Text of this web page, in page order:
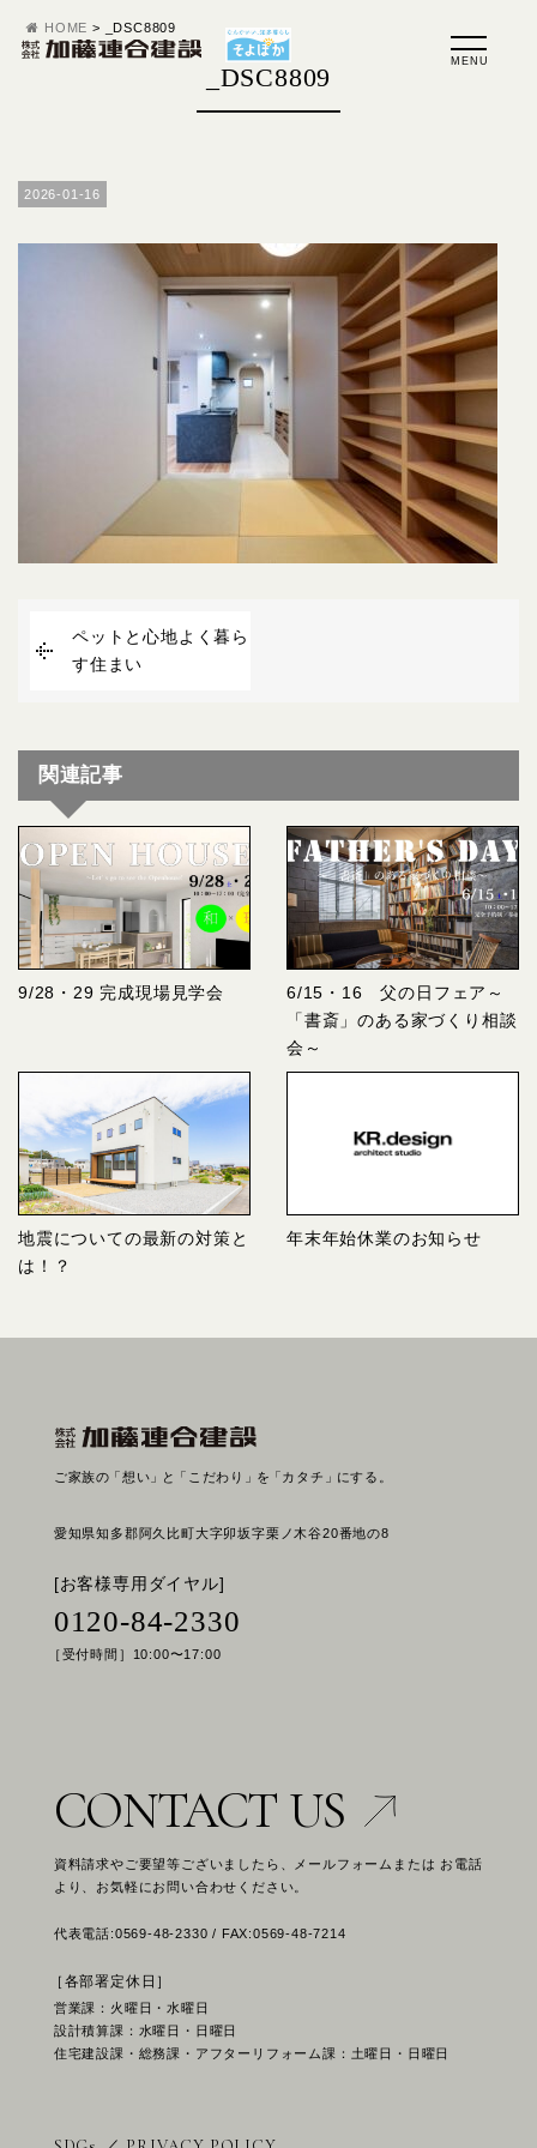
HOME > _DSC8809
_DSC8809
2026-01-16
ペットと心地よく暮ら
す住まい
関連記事
9/28・29 完成現場見学会
6/15・16 父の日フェア～
「書斎」のある家づくり相談
会～
地震についての最新の対策と
は！？
年末年始休業のお知らせ
ご家族の「想い」と 「こだわり」を「カタチ」にする。
愛知県知多郡阿久比町大字卯坂字栗ノ木谷20番地の8
[お客様専用ダイヤル]
0120-84-2330
［受付時間］10:00〜17:00
CONTACT US
資料請求やご要望等ございましたら、メールフォームまたは お電話
より、お気軽にお問い合わせください。
代表電話:0569-48-2330 / FAX:0569-48-7214
［各部署定休日］
営業課：火曜日・水曜日
設計積算課：水曜日・日曜日
住宅建設課・総務課・アフターリフォーム課：土曜日・日曜日